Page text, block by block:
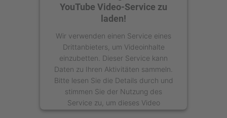
YouTube Video-Service zu
laden!
Wir verwenden einen Service eines
Drittanbieters, um Videoinhalte
einzubetten. Dieser Service kann
Daten zu Ihren Aktivitäten sammeln.
Bitte lesen Sie die Details durch und
stimmen Sie der Nutzung des
Service zu, um dieses Video
anzusehen.